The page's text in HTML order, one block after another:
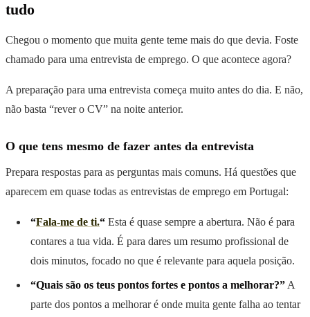
tudo
Chegou o momento que muita gente teme mais do que devia. Foste
chamado para uma entrevista de emprego. O que acontece agora?
A preparação para uma entrevista começa muito antes do dia. E não,
não basta “rever o CV” na noite anterior.
O que tens mesmo de fazer antes da entrevista
Prepara respostas para as perguntas mais comuns. Há questões que
aparecem em quase todas as entrevistas de emprego em Portugal:
“Fala-me de ti.“ Esta é quase sempre a abertura. Não é para
contares a tua vida. É para dares um resumo profissional de
dois minutos, focado no que é relevante para aquela posição.
“Quais são os teus pontos fortes e pontos a melhorar?” A
parte dos pontos a melhorar é onde muita gente falha ao tentar